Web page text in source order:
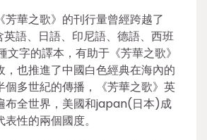
芳華之歌》的刊行量曾經跨越了
語、日語、印尼語、德語、西班
文字的譯本，有助于《芳華之歌》
，也推進了中國白色經典在海內的
個多世紀的傳播，《芳華之歌》英
布全世界，美國和japan(日本)成
性的兩個國度。